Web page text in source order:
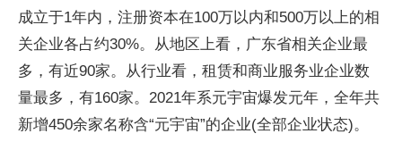
成立于1年内，注册资本在100万以内和500万以上的相
关企业各占约30%。从地区上看，广东省相关企业最
多，有近90家。从行业看，租赁和商业服务业企业数
量最多，有160家。2021年系元宇宙爆发元年，全年共
新增450余家名称含“元宇宙”的企业(全部企业状态)。